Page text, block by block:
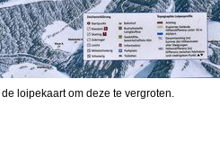
de loipekaart om deze te vergroten.